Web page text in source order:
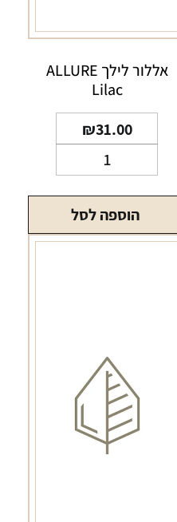
אללור לילך ALLURE
Lilac
₪31.00
של
אללור
לילך
ALLURE
הוספה לסל